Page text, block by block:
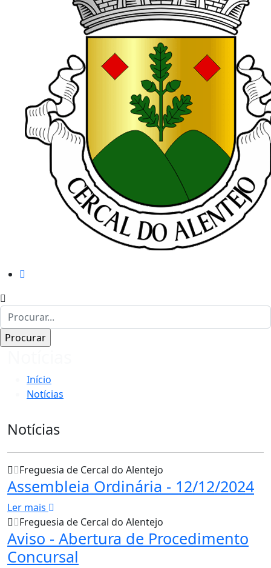
Início
Notícias
Notícias
Freguesia de Cercal do Alentejo
Assembleia Ordinária - 12/12/2024
Ler mais
Freguesia de Cercal do Alentejo
Aviso - Abertura de Procedimento
Concursal